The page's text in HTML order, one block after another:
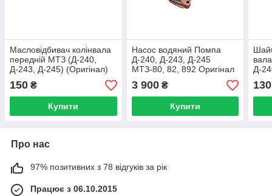
Масловідбивач колінвала
передній МТЗ (Д-240,
Д-243, Д-245) (Оригінал)
150 ₴
Купити
Насос водяний Помпа
Д-240, Д-243, Д-245
МТЗ-80, 82, 892 Оригінал
3 900₴
Купити
Д-
130
Про нас
97% позитивних з 78 відгуків за рік
Працює з 06.10.2015